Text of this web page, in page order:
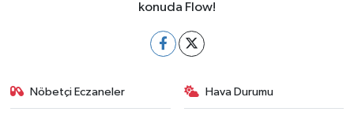
konuda Flow!
Nöbetçi Eczaneler Hava Durumu